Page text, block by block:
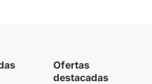
Ofertas
destacadas